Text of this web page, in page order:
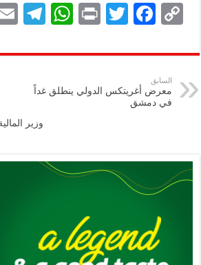
C
p
y
Li
F
eb
k
T
tt
P
nt
W
at
A
p
Te
gr
السابق
معرض أغريتكس الدولي ينطلق غداً
في دمشق
وزير